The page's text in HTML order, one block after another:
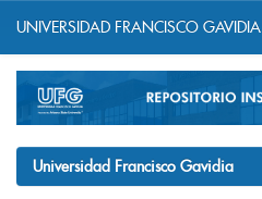
navigation
UNIVERSIDAD FRANCISCO GAVIDIA
Universidad Francisco Gavidia